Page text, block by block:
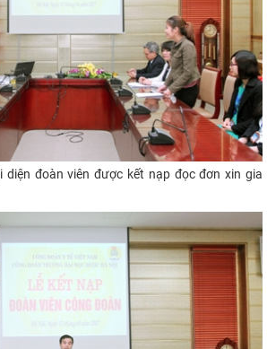
diện đoàn viên được kết nạp đọc đơn xin gia